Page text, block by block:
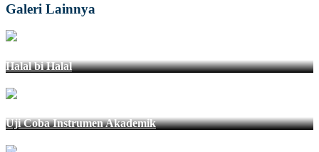
Galeri Lainnya
Halal bi Halal
Uji Coba Instrumen Akademik